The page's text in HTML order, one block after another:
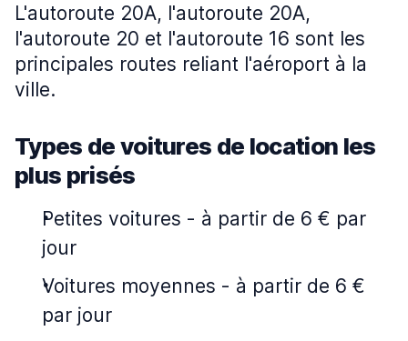
L'autoroute 20A, l'autoroute 20A,
l'autoroute 20 et l'autoroute 16 sont les
principales routes reliant l'aéroport à la
ville.
Types de voitures de location les
plus prisés
Petites voitures - à partir de 6 € par
jour
Voitures moyennes - à partir de 6 €
par jour